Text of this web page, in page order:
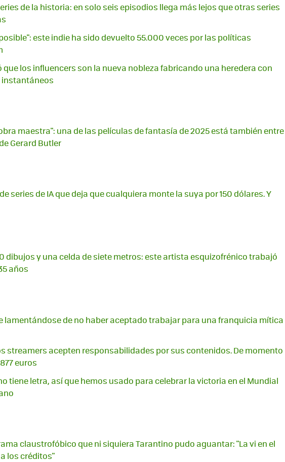
de la historia: en solo seis episodios llega más lejos que otras series
este indie ha sido devuelto 55.000 veces por las políticas
los influencers son la nueva nobleza fabricando una heredera con
maestra": una de las películas de fantasía de 2025 está también entre
Gerard Butler
series de IA que deja que cualquiera monte la suya por 150 dólares. Y
dibujos y una celda de siete metros: este artista esquizofrénico trabajó
años
lamentándose de no haber aceptado trabajar para una franquicia mítica
streamers acepten responsabilidades por sus contenidos. De momento
euros
tiene letra, así que hemos usado para celebrar la victoria en el Mundial
claustrofóbico que ni siquiera Tarantino pudo aguantar: "La vi en el
los créditos"